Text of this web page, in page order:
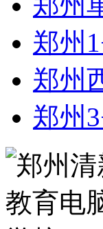
郑州
郑州
郑州